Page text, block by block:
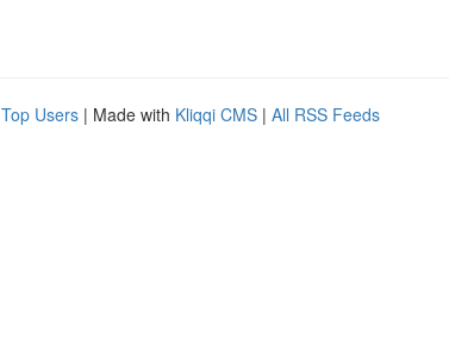
Top Users | Made with Kliqqi CMS | All RSS Feeds